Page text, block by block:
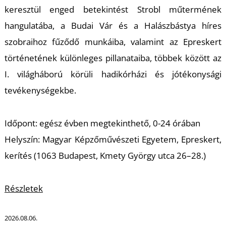
keresztül enged betekintést Strobl műtermének
hangulatába, a Budai Vár és a Halászbástya híres
szobraihoz fűződő munkáiba, valamint az Epreskert
történetének különleges pillanataiba, többek között az
I. világháború körüli hadikórházi és jótékonysági
tevékenységekbe.
Időpont: egész évben megtekinthető, 0-24 órában
Helyszín: Magyar Képzőművészeti Egyetem, Epreskert,
kerítés (1063 Budapest, Kmety György utca 26–28.)
Részletek
2026.08.06.